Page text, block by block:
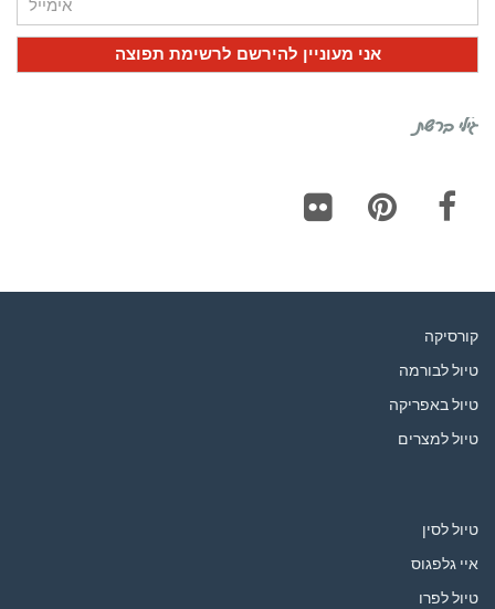
גילי ברשת
קורסיקה
טיול לבורמה
טיול באפריקה
טיול למצרים
טיול לסין
איי גלפגוס
טיול לפרו